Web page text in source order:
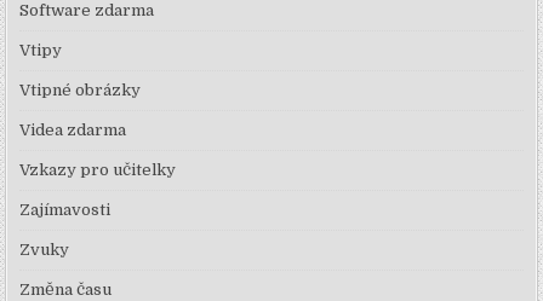
Software zdarma
Vtipy
Vtipné obrázky
Videa zdarma
Vzkazy pro učitelky
Zajímavosti
Zvuky
Změna času